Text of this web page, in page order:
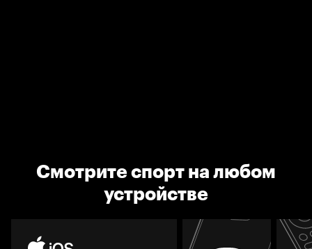
Смотрите спорт на любом
устройстве